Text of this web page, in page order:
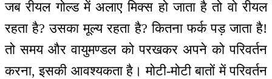
जब रीयल गोल्ड में अलाए मिक्स हो जाता है तो वो रीयल
रहता है? उसका मूल्य रहता है? कितना फर्क पड़ जाता है!
तो समय और वायुमण्डल को परखकर अपने को परिवर्तन
करना, इसकी आवश्यकता है। मोटी-मोटी बातों में परिवर्तन